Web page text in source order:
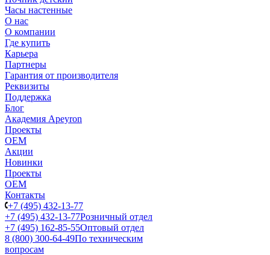
Часы настенные
О нас
О компании
Где купить
Карьера
Партнеры
Гарантия от производителя
Реквизиты
Поддержка
Блог
Академия Apeyron
Проекты
ОЕМ
Акции
Новинки
Проекты
ОЕМ
Контакты
+7 (495) 432-13-77
+7 (495) 432-13-77Розничный отдел
+7 (495) 162-85-55Оптовый отдел
8 (800) 300-64-49По техническим
вопросам